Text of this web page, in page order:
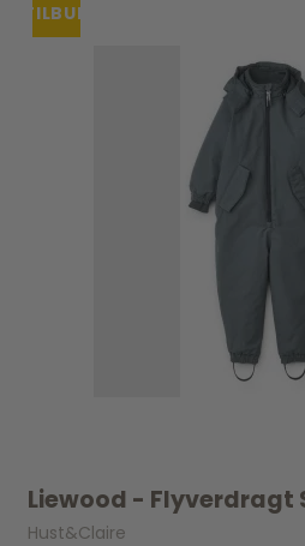
TILBUD
Liewood - Flyverdragt
Hust&Claire